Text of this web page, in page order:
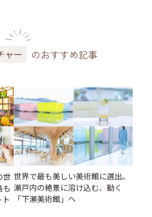
ャー のおすすめ記事
世
も
世界で最も美しい美術館に選出。
瀬戸内の絶景に溶け込む、動く
「下瀬美術館」へ